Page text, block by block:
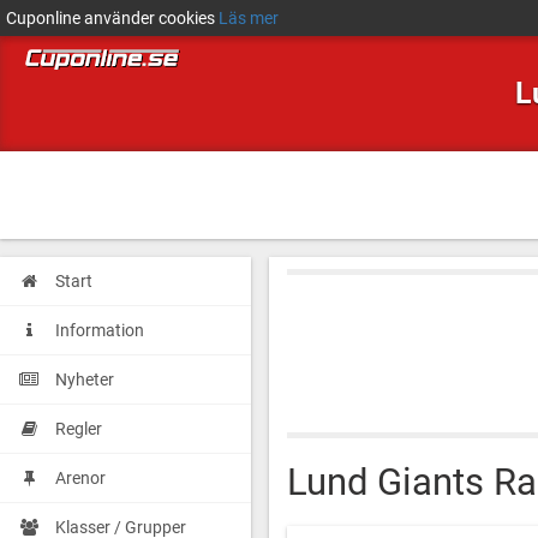
Cuponline använder cookies Läs mer
Start
Information
Nyheter
Regler
Arenor
Klasser / Grupper
Lund Giants